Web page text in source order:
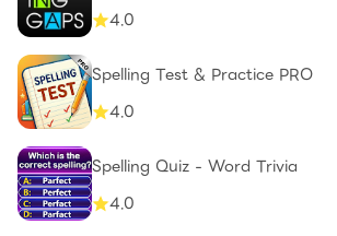
4.0
Spelling Test & Practice PRO
4.0
Spelling Quiz - Word Trivia
4.0